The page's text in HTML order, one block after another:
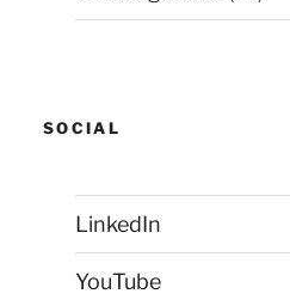
SOCIAL
LinkedIn
YouTube